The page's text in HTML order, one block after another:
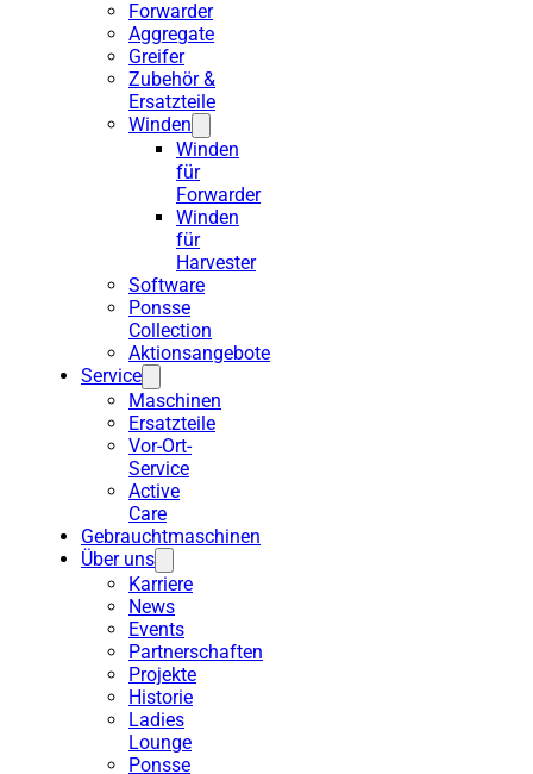
Forwarder
Aggregate
Greifer
Zubehör &
Ersatzteile
Winden
Winden
für
Forwarder
Winden
für
Harvester
Software
Ponsse
Collection
Aktionsangebote
Service
Maschinen
Ersatzteile
Vor-Ort-
Service
Active
Care
Gebrauchtmaschinen
Über uns
Karriere
News
Events
Partnerschaften
Projekte
Historie
Ladies
Lounge
Ponsse